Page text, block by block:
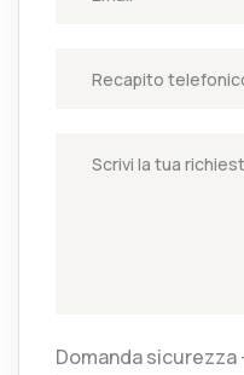
Domanda sicurezza